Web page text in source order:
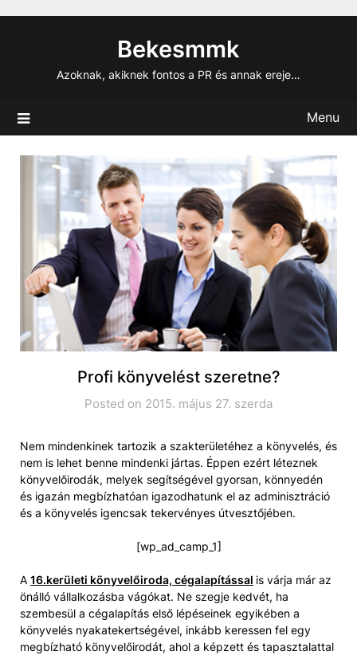
Bekesmmk
Azoknak, akiknek fontos a PR és annak ereje…
Menu
Profi könyvelést szeretne?
Posted on 2015. május 27. szerda
Nem mindenkinek tartozik a szakterületéhez a könyvelés, és
nem is lehet benne mindenki jártas. Éppen ezért léteznek
könyvelőirodák, melyek segítségével gyorsan, könnyedén
és igazán megbízhatóan igazodhatunk el az adminisztráció
és a könyvelés igencsak tekervényes útvesztőjében.
[wp_ad_camp_1]
A 16.kerületi könyvelőiroda, cégalapítással is várja már az
önálló vállalkozásba vágókat. Ne szegje kedvét, ha
szembesül a cégalapítás első lépéseinek egyikében a
könyvelés nyakatekertségével, inkább keressen fel egy
megbízható könyvelőirodát, ahol a képzett és tapasztalattal